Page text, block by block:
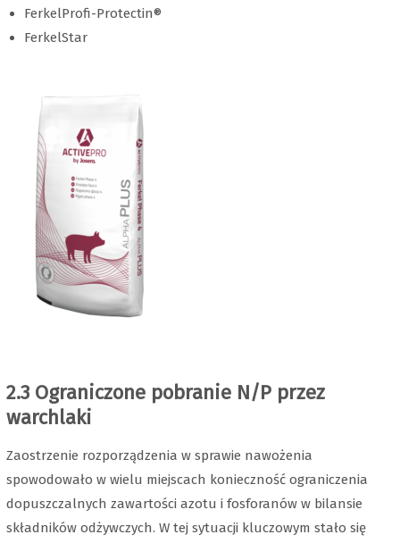
FerkelProfi-Protectin®
FerkelStar
2.3 Ograniczone pobranie N/P przez
warchlaki
Zaostrzenie rozporządzenia w sprawie nawożenia
spowodowało w wielu miejscach konieczność ograniczenia
dopuszczalnych zawartości azotu i fosforanów w bilansie
składników odżywczych. W tej sytuacji kluczowym stało się